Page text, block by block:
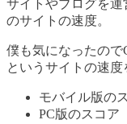
サイトやブログを
のサイトの速度。
僕も気になったので
というサイトの速
モバイル版の
PC版のスコ